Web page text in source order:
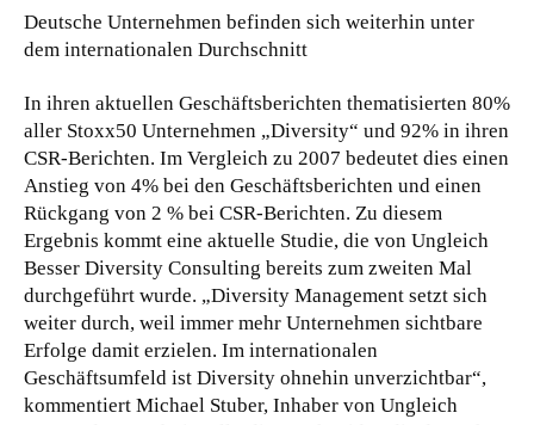
Deutsche Unternehmen befinden sich weiterhin unter
dem internationalen Durchschnitt
In ihren aktuellen Geschäftsberichten thematisierten 80%
aller Stoxx50 Unternehmen „Diversity“ und 92% in ihren
CSR-Berichten. Im Vergleich zu 2007 bedeutet dies einen
Anstieg von 4% bei den Geschäftsberichten und einen
Rückgang von 2 % bei CSR-Berichten. Zu diesem
Ergebnis kommt eine aktuelle Studie, die von Ungleich
Besser Diversity Consulting bereits zum zweiten Mal
durchgeführt wurde. „Diversity Management setzt sich
weiter durch, weil immer mehr Unternehmen sichtbare
Erfolge damit erzielen. Im internationalen
Geschäftsumfeld ist Diversity ohnehin unverzichtbar“,
kommentiert Michael Stuber, Inhaber von Ungleich